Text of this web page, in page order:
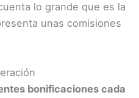
lo grande que es la
unas comisiones
bonificaciones cada